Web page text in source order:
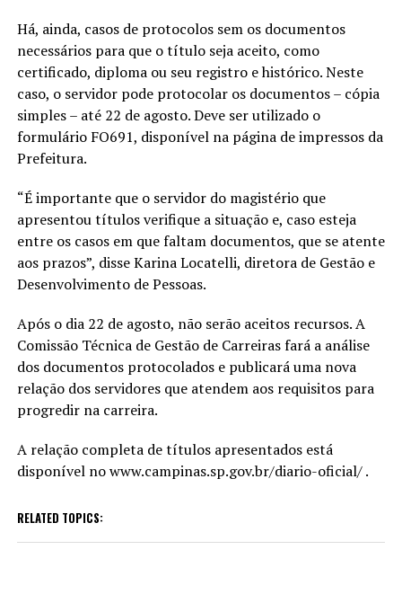
Há, ainda, casos de protocolos sem os documentos
necessários para que o título seja aceito, como
certificado, diploma ou seu registro e histórico. Neste
caso, o servidor pode protocolar os documentos – cópia
simples – até 22 de agosto. Deve ser utilizado o
formulário FO691, disponível na página de impressos da
Prefeitura.
“É importante que o servidor do magistério que
apresentou títulos verifique a situação e, caso esteja
entre os casos em que faltam documentos, que se atente
aos prazos”, disse Karina Locatelli, diretora de Gestão e
Desenvolvimento de Pessoas.
Após o dia 22 de agosto, não serão aceitos recursos. A
Comissão Técnica de Gestão de Carreiras fará a análise
dos documentos protocolados e publicará uma nova
relação dos servidores que atendem aos requisitos para
progredir na carreira.
A relação completa de títulos apresentados está
disponível no www.campinas.sp.gov.br/diario-oficial/ .
RELATED TOPICS: